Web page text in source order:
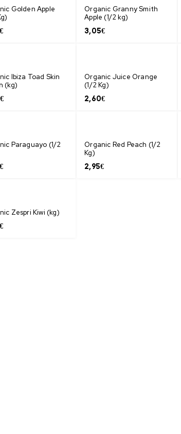
Golden Apple
€
Organic Granny Smith
Apple (1/2 kg)
3,05€
Ibiza Toad Skin
(kg)
€
Organic Juice Orange
(1/2 Kg)
2,60€
Paraguayo (1/2
€
Organic Red Peach (1/2
Kg)
2,95€
Zespri Kiwi (kg)
€